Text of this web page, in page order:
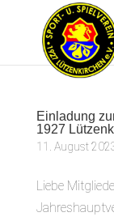
Einladung
1927
11. August
Liebe